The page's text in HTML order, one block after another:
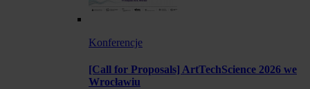
Konferencje
[Call for Proposals] ArtTechScience 2026 we
Wrocławiu